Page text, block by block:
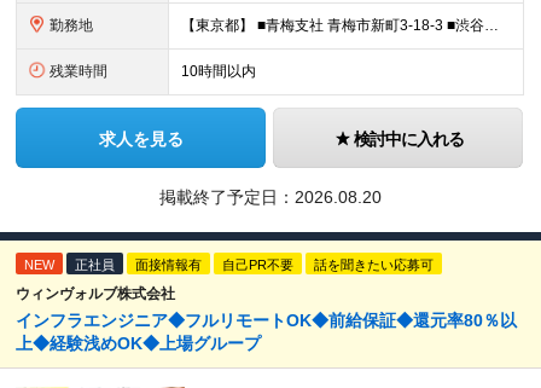
勤務地 【東京都】 ■青梅支社 青梅市新町3-18-3 ■渋谷支社 渋谷区渋谷1-6-5 ■新宿支社 新宿区新宿3-11-10 ■池袋支社 豊島区東池袋1-35-5 ■両国支社 墨田区江東橋1-12-8KDビ
残業時間 10時間以内
求人を見る 検討中に入れる
掲載終了予定日： 2026.08.20
NEW 正社員 面接情報有 自己PR不要 話を聞きたい応募可
ウィンヴォルブ株式会社
インフラエンジニア◆フルリモートOK◆前給保証◆還元率80％以
上◆経験浅めOK◆上場グループ